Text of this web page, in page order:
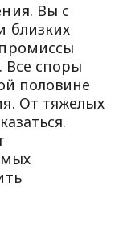
Вы с
близких
Все споры
половине
От тяжелых